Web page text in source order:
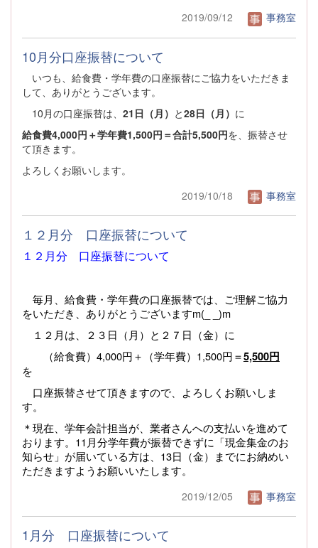
2019/09/12
事務室
10月分口座振替について
いつも、給食費・学年費の口座振替にご協力をいただきま
して、ありがとうございます。
10月の口座振替は、 21日（月） と28日（月） に
給食費4,000円＋学年費1,500円＝合計5,500円を、振替させ
て頂きます。
よろしくお願いします。
2019/10/18
事務室
１２月分 口座振替について
１２月分 口座振替について
毎月、給食費・学年費の口座振替では、ご理解ご協力
をいただき、ありがとうございますm(_ _)m
１２月は、２３日（月）と２７日（金）に
（給食費）4,000円＋（学年費）1,500円＝5,500円
を
口座振替させて頂きますので、よろしくお願いしま
す。
＊現在、学年会計担当が、業者さんへの支払いを進めて
おります。11月分学年費が振替できずに「現金集金のお
知らせ」が届いている方は、13日（金）までにお納めい
ただきますようお願いいたします。
2019/12/05 事務室
1月分 口座振替について